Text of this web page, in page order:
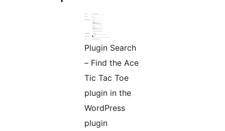
Plugin Search
– Find the Ace
Tic Tac Toe
plugin in the
WordPress
plugin